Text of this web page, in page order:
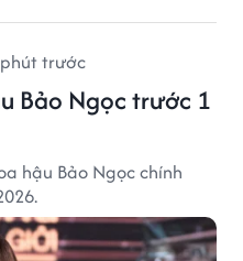
trước
Bảo Ngọc trước 1
hậu Bảo Ngọc chính